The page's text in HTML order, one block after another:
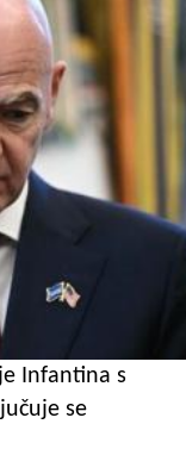
Infantina s
se